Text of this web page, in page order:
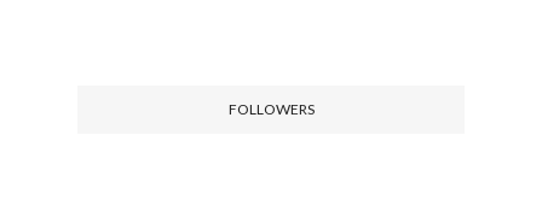
FOLLOWERS